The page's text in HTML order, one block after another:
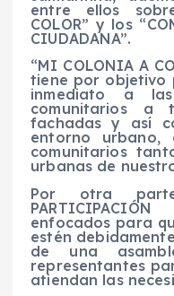
entre ellos
COLOR” y los
CIUDADANA”.
“MI COLONIA A
tiene por objetivo
inmediato a
comunitarios
fachadas y así
entorno urbano,
comunitarios
urbanas de
Por otra
enfocados para
estén
de una
representantes
atiendan las